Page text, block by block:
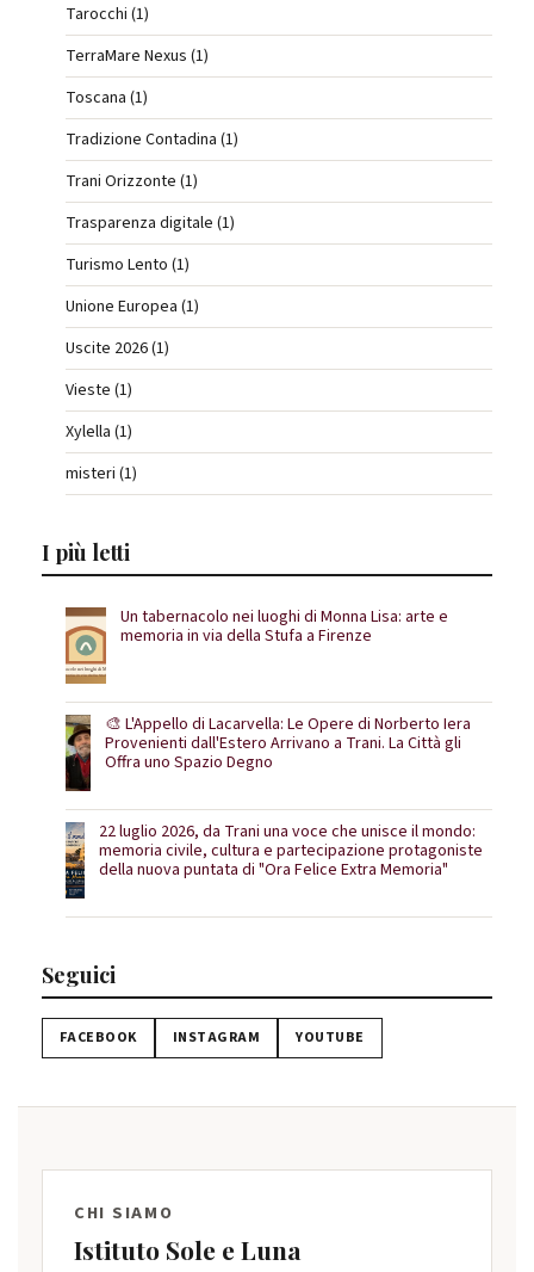
Tarocchi (1)
TerraMare Nexus (1)
Toscana (1)
Tradizione Contadina (1)
Trani Orizzonte (1)
Trasparenza digitale (1)
Turismo Lento (1)
Unione Europea (1)
Uscite 2026 (1)
Vieste (1)
Xylella (1)
misteri (1)
I più letti
Un tabernacolo nei luoghi di Monna Lisa: arte e
memoria in via della Stufa a Firenze
🎨 L'Appello di Lacarvella: Le Opere di Norberto Iera
Provenienti dall'Estero Arrivano a Trani. La Città gli
Offra uno Spazio Degno
22 luglio 2026, da Trani una voce che unisce il mondo:
memoria civile, cultura e partecipazione protagoniste
della nuova puntata di "Ora Felice Extra Memoria"
Seguici
FACEBOOK INSTAGRAM YOUTUBE
CHI SIAMO
Istituto Sole e Luna